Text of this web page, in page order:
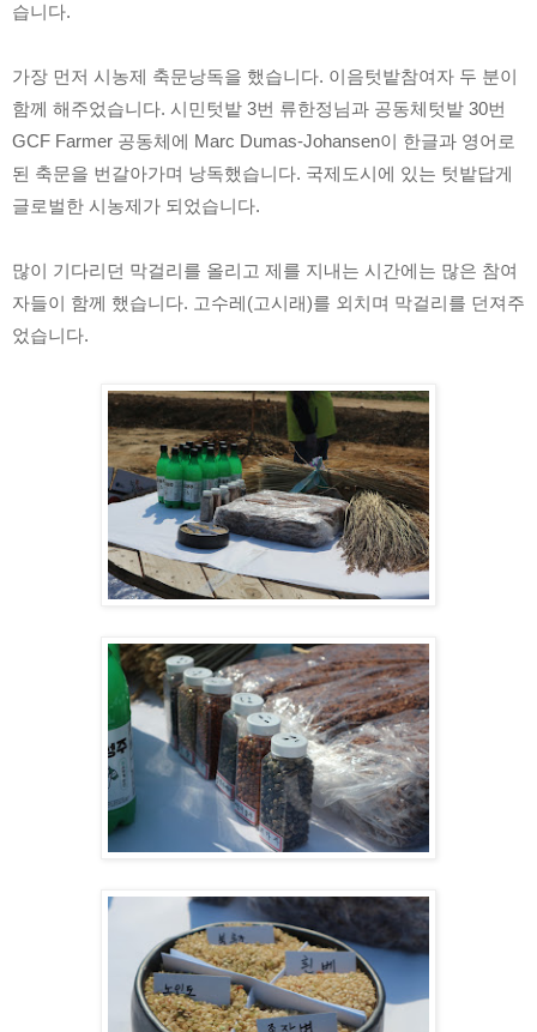
습니다.
가장 먼저 시농제 축문낭독을 했습니다. 이음텃밭참여자 두 분이
함께 해주었습니다. 시민텃밭 3번 류한정님과 공동체텃밭 30번
GCF Farmer 공동체에 Marc Dumas-Johansen이 한글과 영어로
된 축문을 번갈아가며 낭독했습니다. 국제도시에 있는 텃밭답게
글로벌한 시농제가 되었습니다.
많이 기다리던 막걸리를 올리고 제를 지내는 시간에는 많은 참여
자들이 함께 했습니다. 고수레(고시래)를 외치며 막걸리를 던져주
었습니다.